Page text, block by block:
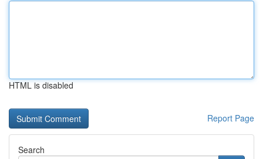
HTML is disabled
Report Page
Search